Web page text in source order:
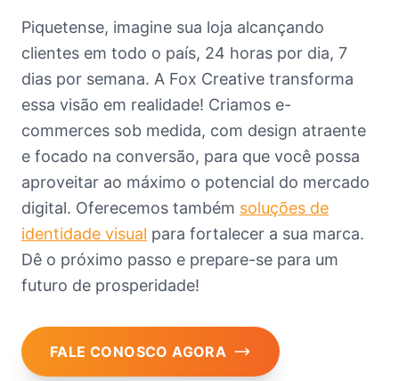
Piquetense, imagine sua loja alcançando
clientes em todo o país, 24 horas por dia, 7
dias por semana. A Fox Creative transforma
essa visão em realidade! Criamos e-
commerces sob medida, com design atraente
e focado na conversão, para que você possa
aproveitar ao máximo o potencial do mercado
digital. Oferecemos também soluções de
identidade visual para fortalecer a sua marca.
Dê o próximo passo e prepare-se para um
futuro de prosperidade!
FALE CONOSCO AGORA